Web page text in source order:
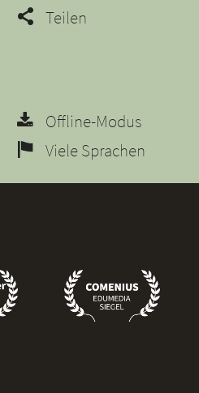
Teilen
Offline-Modus
Viele Sprachen